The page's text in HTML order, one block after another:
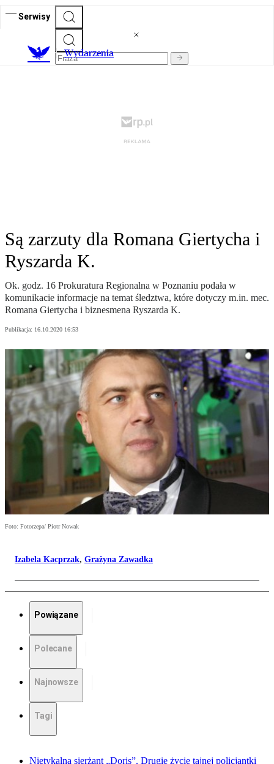
Serwisy
Wydarzenia
Są zarzuty dla Romana Giertycha i
Ryszarda K.
Ok. godz. 16 Prokuratura Regionalna w Poznaniu podała w
komunikacie informacje na temat śledztwa, które dotyczy m.in. mec.
Romana Giertycha i biznesmena Ryszarda K.
Publikacja: 16.10.2020 16:53
Foto: Fotorzepa/ Piotr Nowak
Izabela Kacprzak, Grażyna Zawadka
Powiązane
Polecane
Najnowsze
Tagi
Nietykalna sierżant „Doris”. Drugie życie tajnej policjantki